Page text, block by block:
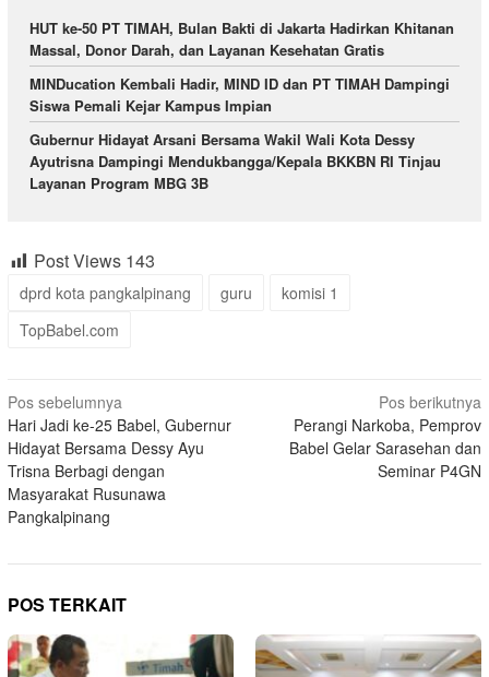
HUT ke-50 PT TIMAH, Bulan Bakti di Jakarta Hadirkan Khitanan
Massal, Donor Darah, dan Layanan Kesehatan Gratis
MINDucation Kembali Hadir, MIND ID dan PT TIMAH Dampingi
Siswa Pemali Kejar Kampus Impian
Gubernur Hidayat Arsani Bersama Wakil Wali Kota Dessy
Ayutrisna Dampingi Mendukbangga/Kepala BKKBN RI Tinjau
Layanan Program MBG 3B
Post Views 143
dprd kota pangkalpinang guru
komisi 1
TopBabel.com
Navigasi
pos
Pos sebelumnya
Hari Jadi ke-25 Babel, Gubernur
Hidayat Bersama Dessy Ayu
Trisna Berbagi dengan
Masyarakat Rusunawa
Pangkalpinang
Pos berikutnya
Perangi Narkoba, Pemprov
Babel Gelar Sarasehan dan
Seminar P4GN
POS TERKAIT